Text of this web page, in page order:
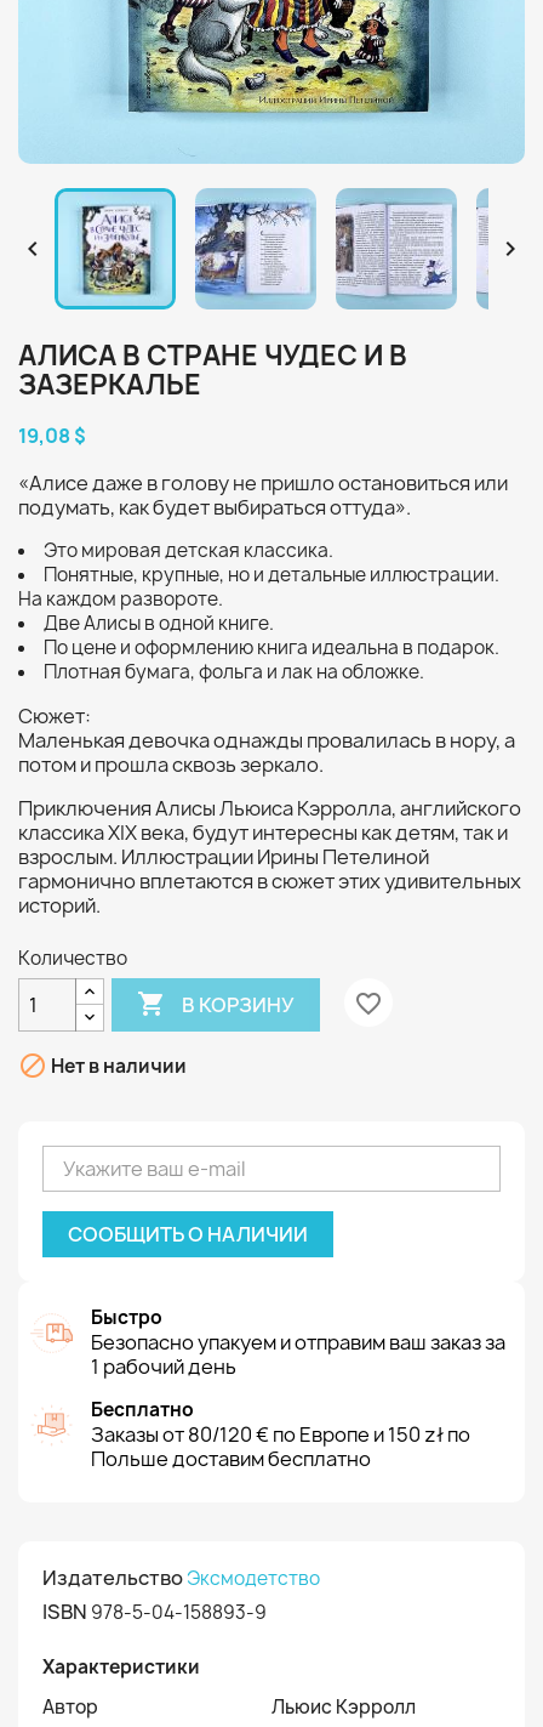
 
АЛИСА В СТРАНЕ ЧУДЕС И В
ЗАЗЕРКАЛЬЕ
19,08 $
«Алисе даже в голову не пришло остановиться или
подумать, как будет выбираться оттуда».
Это мировая детская классика.
Понятные, крупные, но и детальные иллюстрации.
На каждом развороте.
Две Алисы в одной книге.
По цене и оформлению книга идеальна в подарок.
Плотная бумага, фольга и лак на обложке.
Сюжет:
Маленькая девочка однажды провалилась в нору, а
потом и прошла сквозь зеркало.
Приключения Алисы Льюиса Кэрролла, английского
классика XIX века, будут интересны как детям, так и
взрослым. Иллюстрации Ирины Петелиной
гармонично вплетаются в сюжет этих удивительных
историй.
Количество
 В КОРЗИНУ favorite_border
 Нет в наличии
СООБЩИТЬ О НАЛИЧИИ
Быстро
Безопасно упакуем и отправим ваш заказ за
1 рабочий день
Бесплатно
Заказы от 80/120 € по Европе и 150 zł по
Польше доставим бесплатно
ИздательствоЭксмодетство
ISBN 978-5-04-158893-9
Характеристики
Автор
Льюис Кэрролл